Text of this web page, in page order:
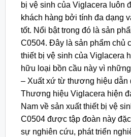
bị vệ sinh của Viglacera luôn
khách hàng bởi tính đa dạng
tốt. Nổi bật trong đó là sản
C0504. Đây là sản phẩm chủ
thiết bị vệ sinh của Viglacera
hữu loại bồn cầu này vì
– Xuất xứ từ thương hiệu dẫn
Thương hiệu Viglacera hiện
Nam về sản xuất thiết bị vệ
C0504 được tập đoàn này
sự nghiên cứu, phát triển